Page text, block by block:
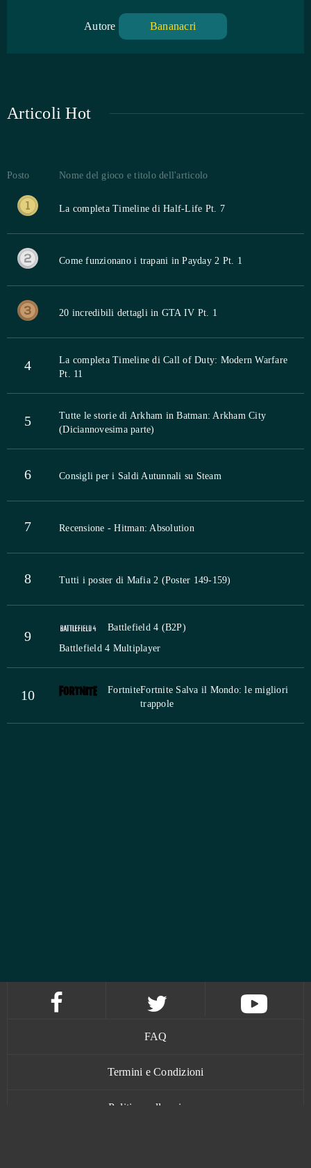
Autore Bananacri
Articoli Hot
Posto Nome del gioco e titolo dell'articolo
La completa Timeline di Half-Life Pt. 7
Come funzionano i trapani in Payday 2 Pt. 1
20 incredibili dettagli in GTA IV Pt. 1
4
La completa Timeline di Call of Duty: Modern Warfare
Pt. 11
5
Tutte le storie di Arkham in Batman: Arkham City
(Diciannovesima parte)
6 Consigli per i Saldi Autunnali su Steam
7 Recensione - Hitman: Absolution
8 Tutti i poster di Mafia 2 (Poster 149-159)
9
Battlefield 4 (B2P)
Battlefield 4 Multiplayer
10 FortniteFortnite Salva il Mondo: le migliori
trappole
FAQ
Termini e Condizioni
Politica sulla privacy